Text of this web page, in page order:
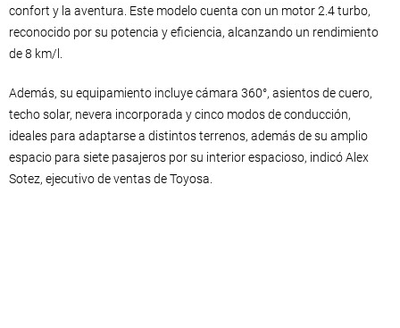
confort y la aventura. Este modelo cuenta con un motor 2.4 turbo,
reconocido por su potencia y eficiencia, alcanzando un rendimiento
de 8 km/l.
Además, su equipamiento incluye cámara 360°, asientos de cuero,
techo solar, nevera incorporada y cinco modos de conducción,
ideales para adaptarse a distintos terrenos, además de su amplio
espacio para siete pasajeros por su interior espacioso, indicó Alex
Sotez, ejecutivo de ventas de Toyosa.